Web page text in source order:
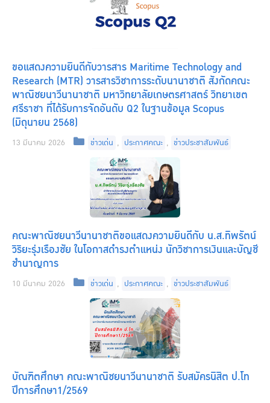
ขอแสดงความยินดีกับวารสาร Maritime Technology and
Research (MTR) วารสารวิชาการระดับนานาชาติ สังกัดคณะ
พาณิชยนาวีนานาชาติ มหาวิทยาลัยเกษตรศาสตร์ วิทยาเขต
ศรีราชา ที่ได้รับการจัดอันดับ Q2 ในฐานข้อมูล Scopus
(มิถุนายน 2568)
13 มีนาคม 2026 Categories
ข่าวเด่น , ประกาศคณะ , ข่าวประชาสัมพันธ์
คณะพาณิชยนาวีนานาชาติขอแสดงความยินดีกับ น.ส.ทิพรัตน์
วิริยะรุ่งเรืองชัย ในโอกาสดำรงตำแหน่ง นักวิชาการเงินและบัญชี
ชำนาญการ
10 มีนาคม 2026 Categories
ข่าวเด่น , ประกาศคณะ , ข่าวประชาสัมพันธ์
บัณฑิตศึกษา คณะพาณิชยนาวีนานาชาติ รับสมัครนิสิต ป.โท
ปีการศึกษา1/2569